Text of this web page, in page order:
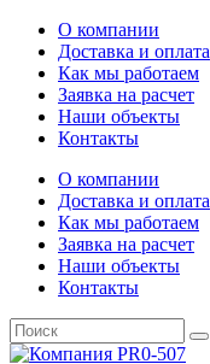
О компании
Доставка и оплата
Как мы работаем
Заявка на расчет
Наши объекты
Контакты
О компании
Доставка и оплата
Как мы работаем
Заявка на расчет
Наши объекты
Контакты